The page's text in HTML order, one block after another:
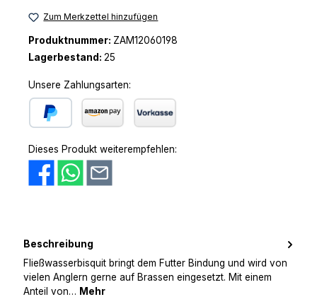
Zum Merkzettel hinzufügen
Produktnummer: ZAM12060198
Lagerbestand: 25
Unsere Zahlungsarten:
Dieses Produkt weiterempfehlen:
Beschreibung
Fließwasserbisquit bringt dem Futter Bindung und wird von
vielen Anglern gerne auf Brassen eingesetzt. Mit einem
Anteil von… Mehr